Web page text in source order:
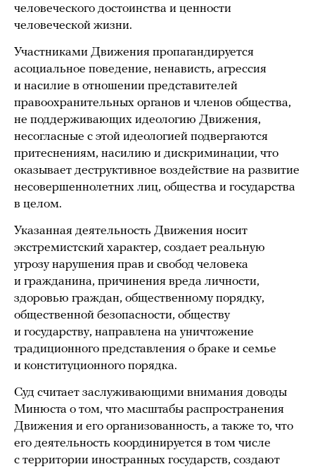
человеческого достоинства и ценности
человеческой жизни.
Участниками Движения пропагандируется
асоциальное поведение, ненависть, агрессия
и насилие в отношении представителей
правоохранительных органов и членов общества,
не поддерживающих идеологию Движения,
несогласные с этой идеологией подвергаются
притеснениям, насилию и дискриминации, что
оказывает деструктивное воздействие на развитие
несовершеннолетних лиц, общества и государства
в целом.
Указанная деятельность Движения носит
экстремистский характер, создает реальную
угрозу нарушения прав и свобод человека
и гражданина, причинения вреда личности,
здоровью граждан, общественному порядку,
общественной безопасности, обществу
и государству, направлена на уничтожение
традиционного представления о браке и семье
и конституционного порядка.
Суд считает заслуживающими внимания доводы
Минюста о том, что масштабы распространения
Движения и его организованность, а также то, что
его деятельность координируется в том числе
с территории иностранных государств, создают